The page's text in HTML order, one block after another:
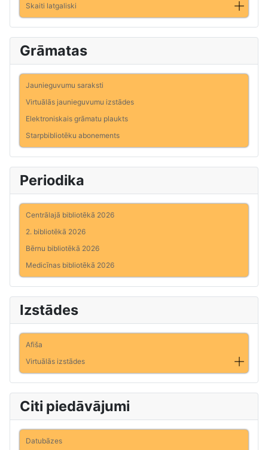
Skaiti latgaliski
Grāmatas
Jaunieguvumu saraksti
Virtuālās jaunieguvumu izstādes
Elektroniskais grāmatu plaukts
Starpbibliotēku abonements
Periodika
Centrālajā bibliotēkā 2026
2. bibliotēkā 2026
Bērnu bibliotēkā 2026
Medicīnas bibliotēkā 2026
Izstādes
Afiša
Virtuālās izstādes
Citi piedāvājumi
Datubāzes